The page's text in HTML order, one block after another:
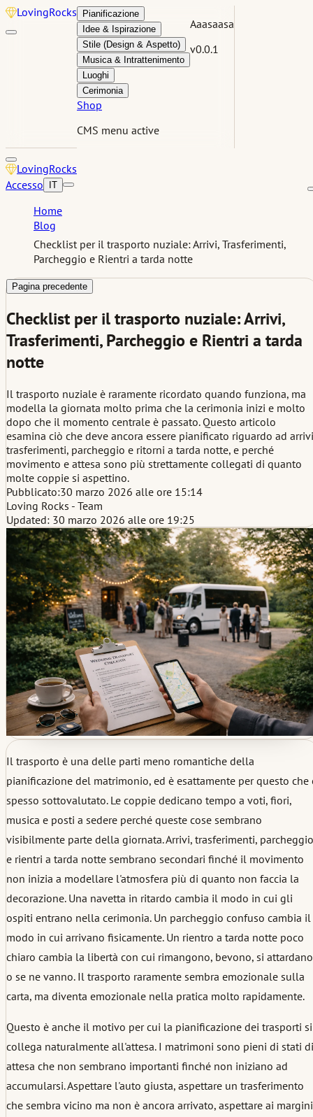
LovingRocks
Pianificazione
Idee & Ispirazione
Stile (Design & Aspetto)
Musica & Intrattenimento
Luoghi
Cerimonia
Shop
CMS menu active
Aaasaasa
v0.0.1
LovingRocks
Accesso
IT
Home
Blog
Checklist per il trasporto nuziale: Arrivi, Trasferimenti,
Parcheggio e Rientri a tarda notte
Pagina precedente
Checklist per il trasporto nuziale: Arrivi,
Trasferimenti, Parcheggio e Rientri a tarda
notte
Il trasporto nuziale è raramente ricordato quando funziona, ma
modella la giornata molto prima che la cerimonia inizi e molto
dopo che il momento centrale è passato. Questo articolo
esamina ciò che deve ancora essere pianificato riguardo ad
trasferimenti, parcheggio e ritorni a tarda notte, e perché
movimento e attesa sono più strettamente collegati di quanto
molte coppie si aspettino.
Pubblicato:30 marzo 2026 alle ore 15:14
Loving Rocks - Team
Updated: 30 marzo 2026 alle ore 19:25
Il trasporto è una delle parti meno romantiche della
pianificazione del matrimonio, ed è esattamente per questo che
spesso sottovalutato. Le coppie dedicano tempo a voti, fiori,
musica e posti a sedere perché queste cose sembrano
visibilmente parte della giornata. Arrivi, trasferimenti, parcheggio
e rientri a tarda notte sembrano secondari finché il movimento
non inizia a modellare l'atmosfera più di quanto non faccia la
decorazione. Una navetta in ritardo cambia il modo in cui gli
ospiti entrano nella cerimonia. Un parcheggio confuso cambia il
modo in cui arrivano fisicamente. Un rientro a tarda notte poco
chiaro cambia la libertà con cui rimangono, bevono, si attardano
o se ne vanno. Il trasporto raramente sembra emozionale sulla
carta, ma diventa emozionale nella pratica molto rapidamente.
Questo è anche il motivo per cui la pianificazione dei trasporti si
collega naturalmente all'attesa. I matrimoni sono pieni di stati di
attesa che non sembrano importanti finché non iniziano ad
accumularsi. Aspettare l'auto giusta, aspettare un trasferimento
che sembra vicino ma non è ancora arrivato, aspettare ai margini